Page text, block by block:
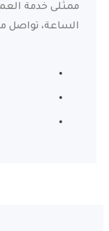
ممثلى خدمة
الساعة، تواصل